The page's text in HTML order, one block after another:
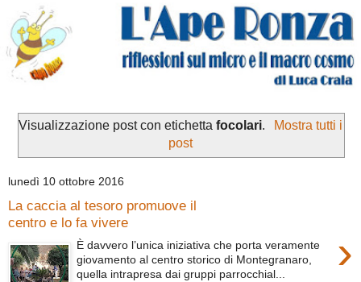
Visualizzazione post con etichettafocolari.
Mostra tutti i
post
lunedì 10 ottobre 2016
La caccia al tesoro promuove il
centro e lo fa vivere
›
È davvero l’unica iniziativa che porta veramente
giovamento al centro storico di Montegranaro,
quella intrapresa dai gruppi parrocchial...